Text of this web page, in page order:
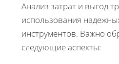
Анализ затрат и выгод
использования
инструментов. Важно
следующие аспекты: